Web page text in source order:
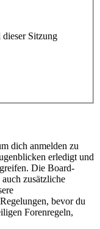
Sitzung
dich anmelden zu
erledigt und
Die Board-
zusätzliche
bevor du
Forenregeln,